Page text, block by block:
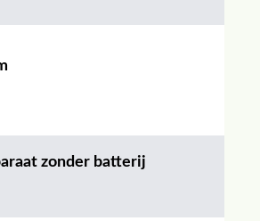
zonder batterij